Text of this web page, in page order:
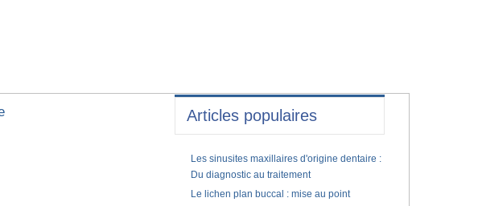
Articles populaires
Les sinusites maxillaires d'origine dentaire :
Du diagnostic au traitement
Le lichen plan buccal : mise au point